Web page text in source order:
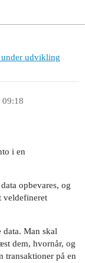
under udvikling
09:18
i en
opbevares, og
veldefineret
Man skal
dem, hvornår, og
transaktioner på en